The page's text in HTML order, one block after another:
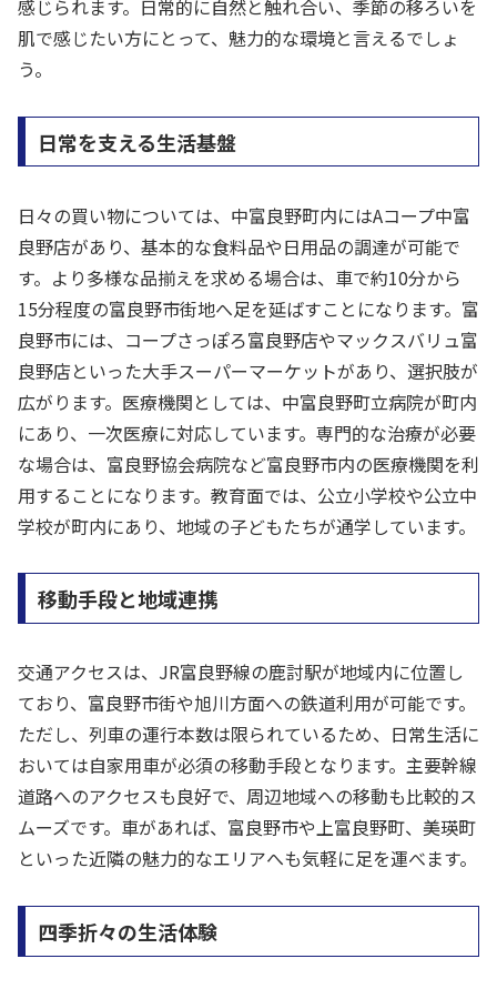
感じられます。日常的に自然と触れ合い、季節の移ろいを
肌で感じたい方にとって、魅力的な環境と言えるでしょ
う。
日常を支える生活基盤
日々の買い物については、中富良野町内にはAコープ中富
良野店があり、基本的な食料品や日用品の調達が可能で
す。より多様な品揃えを求める場合は、車で約10分から
15分程度の富良野市街地へ足を延ばすことになります。富
良野市には、コープさっぽろ富良野店やマックスバリュ富
良野店といった大手スーパーマーケットがあり、選択肢が
広がります。医療機関としては、中富良野町立病院が町内
にあり、一次医療に対応しています。専門的な治療が必要
な場合は、富良野協会病院など富良野市内の医療機関を利
用することになります。教育面では、公立小学校や公立中
学校が町内にあり、地域の子どもたちが通学しています。
移動手段と地域連携
交通アクセスは、JR富良野線の鹿討駅が地域内に位置し
ており、富良野市街や旭川方面への鉄道利用が可能です。
ただし、列車の運行本数は限られているため、日常生活に
おいては自家用車が必須の移動手段となります。主要幹線
道路へのアクセスも良好で、周辺地域への移動も比較的ス
ムーズです。車があれば、富良野市や上富良野町、美瑛町
といった近隣の魅力的なエリアへも気軽に足を運べます。
四季折々の生活体験